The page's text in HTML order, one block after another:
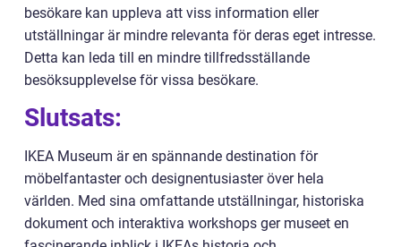
besökare kan uppleva att viss information eller
utställningar är mindre relevanta för deras eget intresse.
Detta kan leda till en mindre tillfredsställande
besöksupplevelse för vissa besökare.
Slutsats:
IKEA Museum är en spännande destination för
möbelfantaster och designentusiaster över hela
världen. Med sina omfattande utställningar, historiska
dokument och interaktiva workshops ger museet en